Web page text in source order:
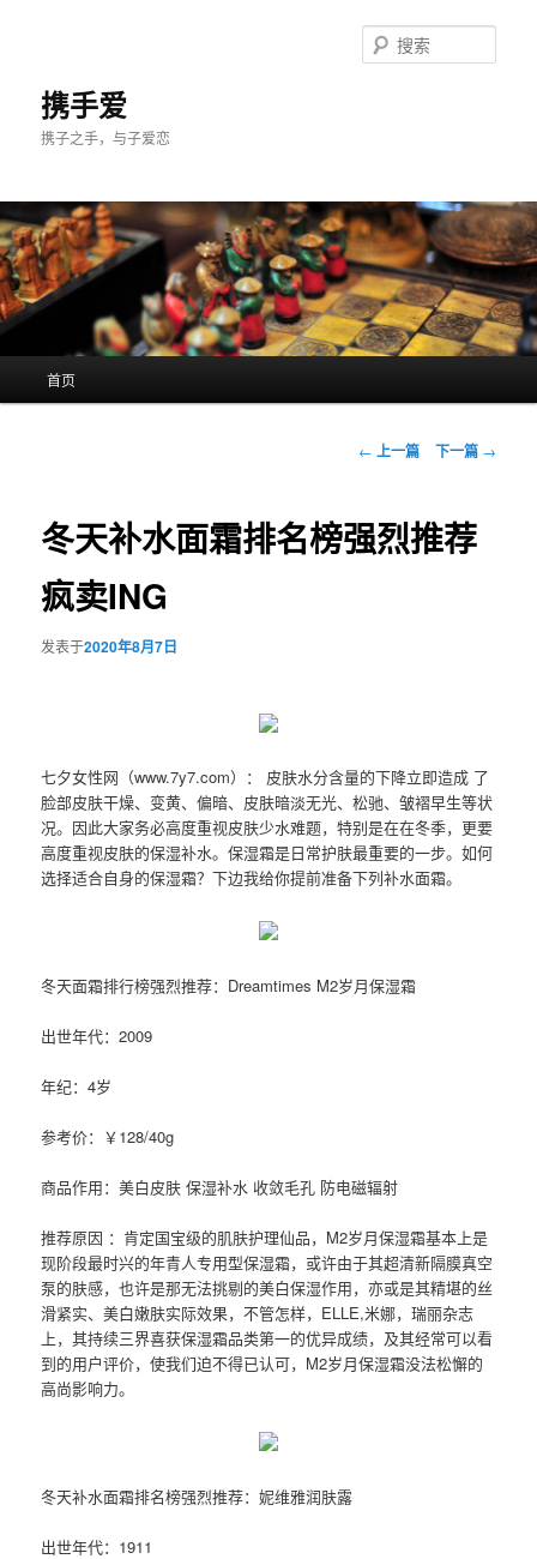
携手爱
携子之手，与子爱恋
索
首页
文
航
← 上一篇 下一篇 →
冬天补水面霜排名榜强烈推荐
疯卖ING
发表于2020年8月7日
七夕女性网（www.7y7.com）： 皮肤水分含量的下降立即造成 了
脸部皮肤干燥、变黄、偏暗、皮肤暗淡无光、松驰、皱褶早生等状
况。因此大家务必高度重视皮肤少水难题，特别是在在冬季，更要
高度重视皮肤的保湿补水。保湿霜是日常护肤最重要的一步。如何
选择适合自身的保湿霜？下边我给你提前准备下列补水面霜。
冬天面霜排行榜强烈推荐：Dreamtimes M2岁月保湿霜
出世年代：2009
年纪：4岁
参考价：￥128/40g
商品作用：美白皮肤 保湿补水 收敛毛孔 防电磁辐射
推荐原因 ：肯定国宝级的肌肤护理仙品，M2岁月保湿霜基本上是
现阶段最时兴的年青人专用型保湿霜，或许由于其超清新隔膜真空
泵的肤感，也许是那无法挑剔的美白保湿作用，亦或是其精堪的丝
滑紧实、美白嫩肤实际效果，不管怎样，ELLE,米娜，瑞丽杂志
上，其持续三界喜获保湿霜品类第一的优异成绩，及其经常可以看
到的用户评价，使我们迫不得已认可，M2岁月保湿霜没法松懈的
高尚影响力。
冬天补水面霜排名榜强烈推荐：妮维雅润肤露
出世年代：1911